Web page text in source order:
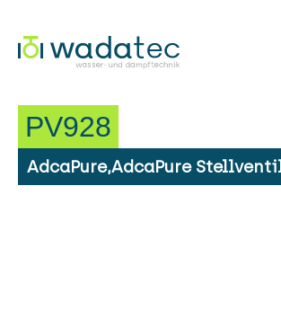
PV928
AdcaPure,AdcaPure